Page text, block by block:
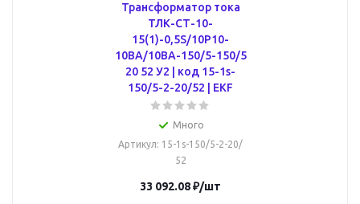
Трансформатор тока
ТЛК-СТ-10-
15(1)-0,5S/10Р10-
10ВА/10ВА-150/5-150/5
20 52 У2 | код 15-1s-
150/5-2-20/52 | EKF
Много
Артикул: 15-1s-150/5-2-20/
52
33 092.08₽/шт